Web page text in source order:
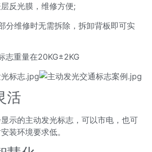
反光膜，维修方便;
维修时无需拆除，拆卸背板即可实
重量在20KG±2KG
活
的主动发光标志，可以市电，也可
装环境要求低。